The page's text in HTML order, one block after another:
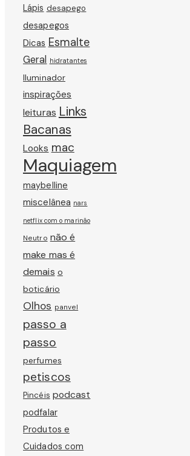
Lápis desapego
desapegos
Dicas Esmalte
Geral hidratantes
Iluminador
inspirações
leituras Links
Bacanas
Looks mac
Maquiagem
maybelline
miscelânea nars
netflix com o marinão
Neutro não é
make mas é
demais o
boticário
Olhos panvel
passo a
passo
perfumes
petiscos
Pincéis podcast
podfalar
Produtos e
Cuidados com